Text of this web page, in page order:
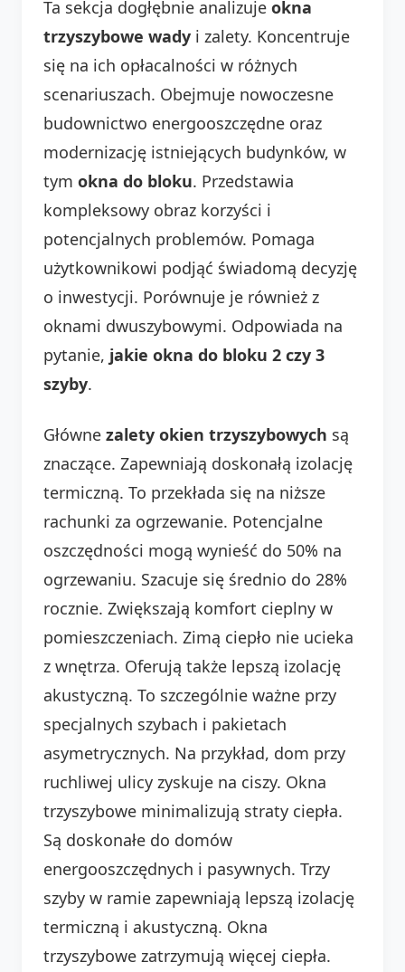
Ta sekcja dogłębnie analizuje okna
trzyszybowe wady i zalety. Koncentruje
się na ich opłacalności w różnych
scenariuszach. Obejmuje nowoczesne
budownictwo energooszczędne oraz
modernizację istniejących budynków, w
tym okna do bloku. Przedstawia
kompleksowy obraz korzyści i
potencjalnych problemów. Pomaga
użytkownikowi podjąć świadomą decyzję
o inwestycji. Porównuje je również z
oknami dwuszybowymi. Odpowiada na
pytanie, jakie okna do bloku 2 czy 3
szyby.
Główne zalety okien trzyszybowych są
znaczące. Zapewniają doskonałą izolację
termiczną. To przekłada się na niższe
rachunki za ogrzewanie. Potencjalne
oszczędności mogą wynieść do 50% na
ogrzewaniu. Szacuje się średnio do 28%
rocznie. Zwiększają komfort cieplny w
pomieszczeniach. Zimą ciepło nie ucieka
z wnętrza. Oferują także lepszą izolację
akustyczną. To szczególnie ważne przy
specjalnych szybach i pakietach
asymetrycznych. Na przykład, dom przy
ruchliwej ulicy zyskuje na ciszy. Okna
trzyszybowe minimalizują straty ciepła.
Są doskonałe do domów
energooszczędnych i pasywnych. Trzy
szyby w ramie zapewniają lepszą izolację
termiczną i akustyczną. Okna
trzyszybowe zatrzymują więcej ciepła.